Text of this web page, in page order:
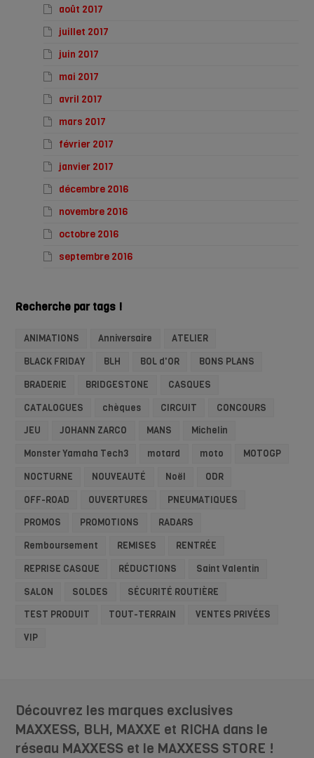
août 2017
juillet 2017
juin 2017
mai 2017
avril 2017
mars 2017
février 2017
janvier 2017
décembre 2016
novembre 2016
octobre 2016
septembre 2016
Recherche par tags !
ANIMATIONS Anniversaire
ATELIER
BLACK FRIDAY
BLH BOL d'OR
BONS PLANS
BRADERIE
BRIDGESTONE
CASQUES
CATALOGUES
chèques CIRCUIT
CONCOURS
JEU
JOHANN ZARCO MANS
Michelin
Monster Yamaha Tech3
motard moto
MOTOGP
NOCTURNE
NOUVEAUTÉ Noël
ODR
OFF-ROAD
OUVERTURES
PNEUMATIQUES
PROMOS
PROMOTIONS
RADARS
Remboursement
REMISES
RENTRÉE
REPRISE CASQUE
RÉDUCTIONS
Saint Valentin
SALON
SOLDES
SÉCURITÉ ROUTIÈRE
TEST PRODUIT
TOUT-TERRAIN
VENTES PRIVÉES
VIP
Découvrez les marques exclusives
MAXXESS, BLH, MAXXE et RICHA dans le
réseau MAXXESS et le MAXXESS STORE !